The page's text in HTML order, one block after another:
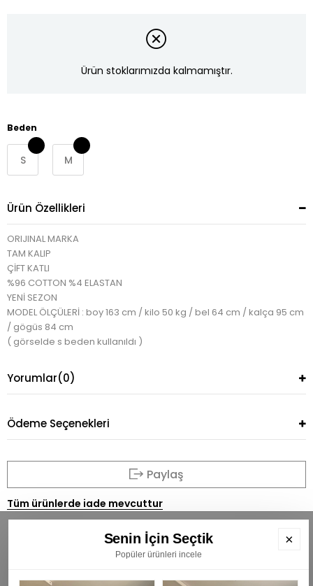
Ürün stoklarımızda kalmamıştır.
Beden
S M
Ürün Özellikleri
ORIJINAL MARKA
TAM KALIP
ÇİFT KATLI
%96 COTTON %4 ELASTAN
YENİ SEZON
MODEL ÖLÇÜLERİ : boy 163 cm / kilo 50 kg / bel 64 cm / kalça 95 cm
/ gögüs 84 cm
( görselde s beden kullanıldı )
Yorumlar(0)
Ödeme Seçenekleri
Paylaş
Tüm ürünlerde iade mevcuttur
Senin İçin Seçtik
Popüler ürünleri incele
×